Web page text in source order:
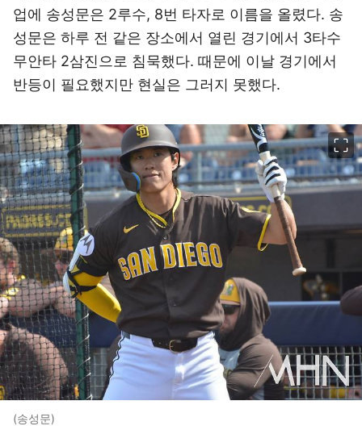
업에 송성문은 2루수, 8번 타자로 이름을 올렸다. 송
성문은 하루 전 같은 장소에서 열린 경기에서 3타수
무안타 2삼진으로 침묵했다. 때문에 이날 경기에서
반등이 필요했지만 현실은 그러지 못했다.
(송성문)